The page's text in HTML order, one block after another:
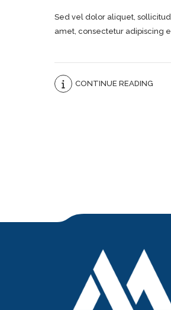
Sed vel dolor aliquet,
amet, consectetur adipiscing
CONTINUE READING